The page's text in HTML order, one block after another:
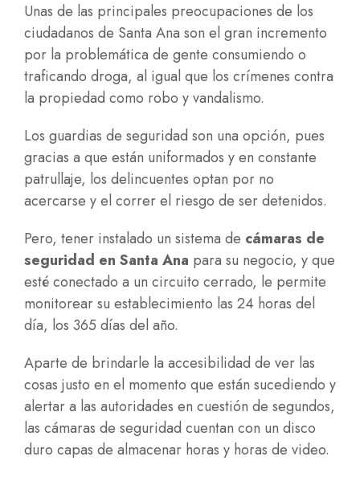
Unas de las principales preocupaciones de los
ciudadanos de Santa Ana son el gran incremento
por la problemática de gente consumiendo o
traficando droga, al igual que los crímenes contra
la propiedad como robo y vandalismo.
Los guardias de seguridad son una opción, pues
gracias a que están uniformados y en constante
patrullaje, los delincuentes optan por no
acercarse y el correr el riesgo de ser detenidos.
Pero, tener instalado un sistema de cámaras de
seguridad en Santa Ana para su negocio, y que
esté conectado a un circuito cerrado, le permite
monitorear su establecimiento las 24 horas del
día, los 365 días del año.
Aparte de brindarle la accesibilidad de ver las
cosas justo en el momento que están sucediendo y
alertar a las autoridades en cuestión de segundos,
las cámaras de seguridad cuentan con un disco
duro capas de almacenar horas y horas de video.